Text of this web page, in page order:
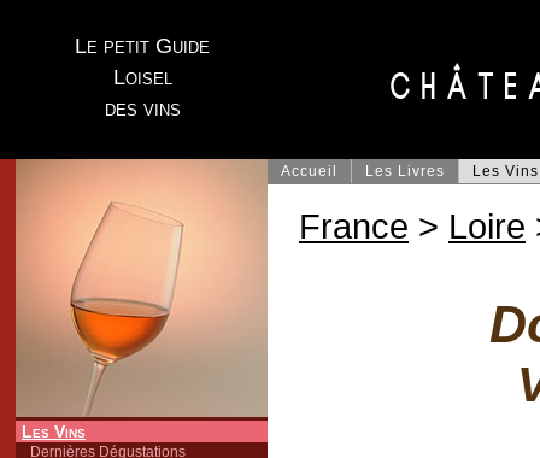
Le petit Guide
Loisel
des vins
Les Vins
Dernières Dégustations
Accueil Les Livres Les Vins
France > Loire